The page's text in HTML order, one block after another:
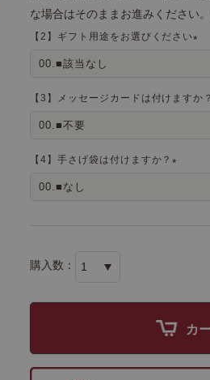
な場合はそのままお進みください
【2】ギフト用途をお選びください
須
【3】メッセージカードは付けますか
【4】手さげ袋は付けますか？
カ